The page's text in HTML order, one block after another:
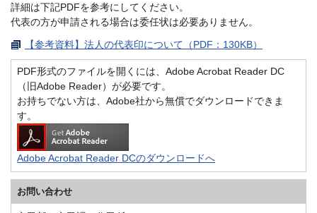
詳細は下記PDFを参考にしてください。
代表の方が申請される場合は委任状は必要ありません。
【参考資料】法人の代表印について（PDF：130KB）
PDF形式のファイルを開くには、Adobe Acrobat Reader DC
（旧Adobe Reader）が必要です。
お持ちでない方は、Adobe社から無償でダウンロードできま
す。
Adobe Acrobat Reader DCのダウンロードへ
お問い合わせ